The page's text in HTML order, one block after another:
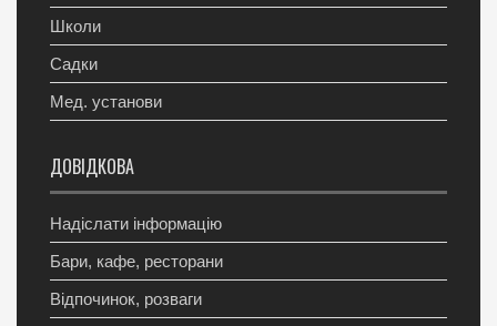
Школи
Садки
Мед. установи
ДОВІДКОВА
Надіслати інформацію
Бари, кафе, ресторани
Відпочинок, розваги